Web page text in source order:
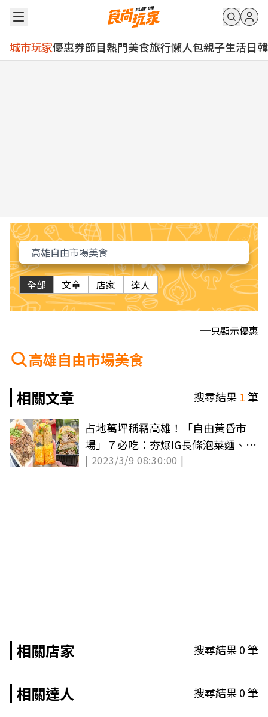
城市玩家優惠券節目熱門美食旅行懶人包親子生活日韓
全部 文章 店家 達人
只顯示優惠
高雄自由市場美食
相關文章
搜尋結果 1筆
占地萬坪稱霸高雄！「自由黃昏市
場」７必吃：夯爆IG長條泡菜麵、蒜
香爆漿包
| 2023/3/9 08:30:00 |
相關店家 搜尋結果0筆
相關達人 搜尋結果0筆